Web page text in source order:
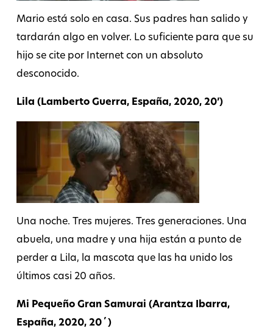
Mario está solo en casa. Sus padres han salido y
tardarán algo en volver. Lo suficiente para que su
hijo se cite por Internet con un absoluto
desconocido.
Lila (Lamberto Guerra, España, 2020, 20’)
Una noche. Tres mujeres. Tres generaciones. Una
abuela, una madre y una hija están a punto de
perder a Lila, la mascota que las ha unido los
últimos casi 20 años.
Mi Pequeño Gran Samurai (Arantza Ibarra,
España, 2020, 20΄)